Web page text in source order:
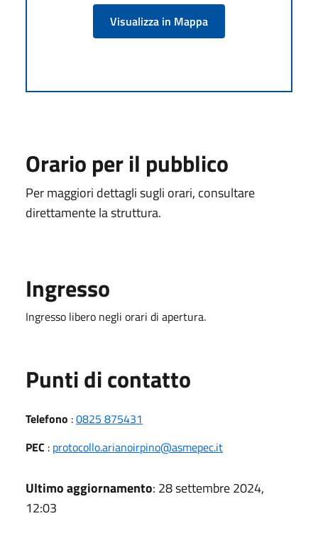
Visualizza in Mappa
Orario per il pubblico
Per maggiori dettagli sugli orari, consultare
direttamente la struttura.
Ingresso
Ingresso libero negli orari di apertura.
Punti di contatto
Telefono :0825 875431
PEC : protocollo.arianoirpino@asmepec.it
Ultimo aggiornamento: 28 settembre 2024,
12:03